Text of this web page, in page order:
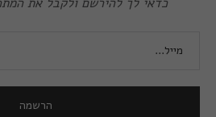
כדאי לך להירשם ולקבל את